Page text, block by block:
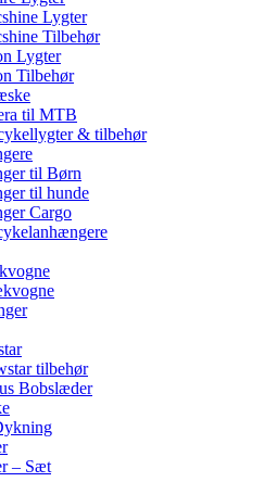
Lygter
Tilbehør
Lygter
Tilbehør
til MTB
& tilbehør
til Børn
til hunde
Cargo
tilbehør
Bobslæder
– Sæt